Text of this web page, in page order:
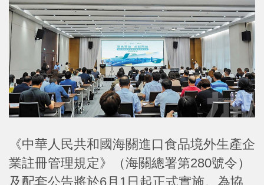
《中華人民共和國海關進口食品境外生產企
業註冊管理規定》（海關總署第280號令）
及配套公告將於6月1日起正式實施。為協